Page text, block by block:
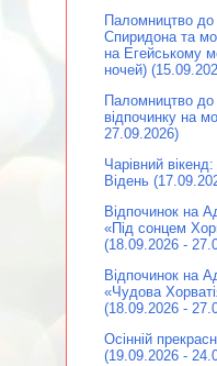
Паломництво до
Спиридона та
на Егейському
ночей)
Паломництво
відпочинку на
27.09.2026)
Чарівний
Відень
Відпочинок на
«Під сонцем
(18.09.2026 -
Відпочинок на
«Чудова
(18.09.2026 -
Осінній
(19.09.2026 -